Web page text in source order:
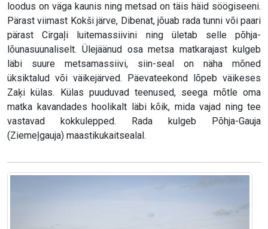
loodus on väga kaunis ning metsad on täis häid söögiseeni.
Pärast viimast Kokši järve, Dibenat, jõuab rada tunni või paari
pärast Cirgaļi luitemassiivini ning ületab selle põhja-
lõunasuunaliselt. Ülejäänud osa metsa matkarajast kulgeb
läbi suure metsamassiivi, siin-seal on näha mõned
üksiktalud või väikejärved. Päevateekond lõpeb väikeses
Zaķi külas. Külas puuduvad teenused, seega mõtle oma
matka kavandades hoolikalt läbi kõik, mida vajad ning tee
vastavad kokkulepped. Rada kulgeb Põhja-Gauja
(Ziemeļgauja) maastikukaitsealal.